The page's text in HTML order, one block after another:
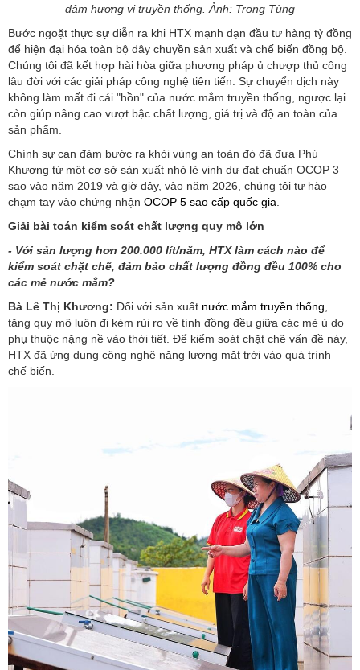
đậm hương vị truyền thống. Ảnh: Trọng Tùng
Bước ngoặt thực sự diễn ra khi HTX mạnh dạn đầu tư hàng tỷ đồng
để hiện đại hóa toàn bộ dây chuyền sản xuất và chế biến đồng bộ.
Chúng tôi đã kết hợp hài hòa giữa phương pháp ủ chượp thủ công
lâu đời với các giải pháp công nghệ tiên tiến. Sự chuyển dịch này
không làm mất đi cái "hồn" của nước mắm truyền thống, ngược lại
còn giúp nâng cao vượt bậc chất lượng, giá trị và độ an toàn của
sản phẩm.
Chính sự can đảm bước ra khỏi vùng an toàn đó đã đưa Phú
Khương từ một cơ sở sản xuất nhỏ lẻ vinh dự đạt chuẩn OCOP 3
sao vào năm 2019 và giờ đây, vào năm 2026, chúng tôi tự hào
chạm tay vào chứng nhận OCOP 5 sao cấp quốc gia
Giải bài toán kiểm soát chất lượng quy mô lớn
- Với sản lượng hơn 200.000 lít/năm, HTX làm cách nào để
kiểm soát chặt chẽ, đảm bảo chất lượng đồng đều 100% cho
các mẻ nước mắm?
Bà Lê Thị Khương: Đối với sản xuất nước mắm truyền thống
tăng quy mô luôn đi kèm rủi ro về tính đồng đều giữa các mẻ ủ do
phụ thuộc nặng nề vào thời tiết. Để kiểm soát chặt chẽ vấn đề này,
HTX đã ứng dụng công nghệ năng lượng mặt trời vào quá trình
chế biến.